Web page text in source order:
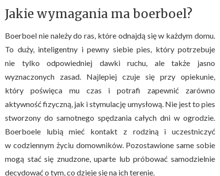
Jakie wymagania ma boerboel?
Boerboel nie należy do ras, które odnajdą się w każdym domu.
To duży, inteligentny i pewny siebie pies, który potrzebuje
nie tylko odpowiedniej dawki ruchu, ale także jasno
wyznaczonych zasad. Najlepiej czuje się przy opiekunie,
który poświęca mu czas i potrafi zapewnić zarówno
aktywność fizyczną, jak i stymulację umysłową. Nie jest to pies
stworzony do samotnego spędzania całych dni w ogrodzie.
Boerboele lubią mieć kontakt z rodziną i uczestniczyć
w codziennym życiu domowników. Pozostawione same sobie
mogą stać się znudzone, uparte lub próbować samodzielnie
decydować o tym, co dzieje się na ich terenie.